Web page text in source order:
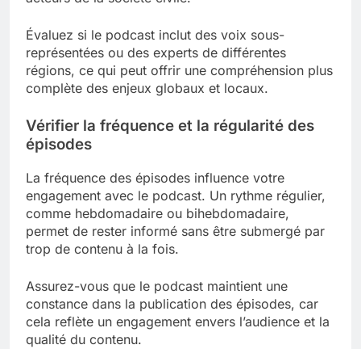
Évaluez si le podcast inclut des voix sous-
représentées ou des experts de différentes
régions, ce qui peut offrir une compréhension plus
complète des enjeux globaux et locaux.
Vérifier la fréquence et la régularité des
épisodes
La fréquence des épisodes influence votre
engagement avec le podcast. Un rythme régulier,
comme hebdomadaire ou bihebdomadaire,
permet de rester informé sans être submergé par
trop de contenu à la fois.
Assurez-vous que le podcast maintient une
constance dans la publication des épisodes, car
cela reflète un engagement envers l’audience et la
qualité du contenu.